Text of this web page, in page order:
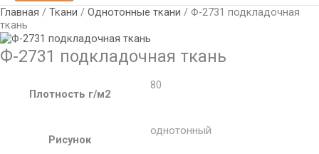
Главная / Ткани / Однотонные ткани / Ф-2731 подкладочная
ткань
Ф-2731 подкладочная ткань
Плотность г/м2
80
Рисунок
однотонный